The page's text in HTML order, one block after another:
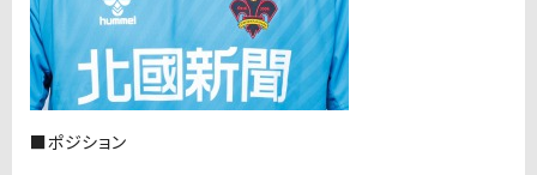
■ポジション